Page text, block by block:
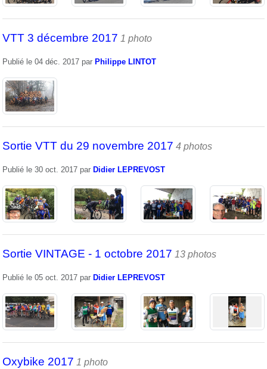
VTT 3 décembre 2017 1 photo
Publié le 04 déc. 2017 par Philippe LINTOT
Sortie VTT du 29 novembre 2017 4 photos
Publié le 30 oct. 2017 par Didier LEPREVOST
Sortie VINTAGE - 1 octobre 2017 13 photos
Publié le 05 oct. 2017 par Didier LEPREVOST
Oxybike 2017 1 photo